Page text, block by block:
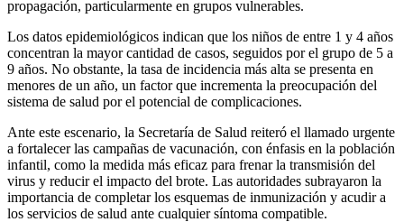
propagación, particularmente en grupos vulnerables.
Los datos epidemiológicos indican que los niños de entre 1 y 4 años
concentran la mayor cantidad de casos, seguidos por el grupo de 5 a
9 años. No obstante, la tasa de incidencia más alta se presenta en
menores de un año, un factor que incrementa la preocupación del
sistema de salud por el potencial de complicaciones.
Ante este escenario, la Secretaría de Salud reiteró el llamado urgente
a fortalecer las campañas de vacunación, con énfasis en la población
infantil, como la medida más eficaz para frenar la transmisión del
virus y reducir el impacto del brote. Las autoridades subrayaron la
importancia de completar los esquemas de inmunización y acudir a
los servicios de salud ante cualquier síntoma compatible.